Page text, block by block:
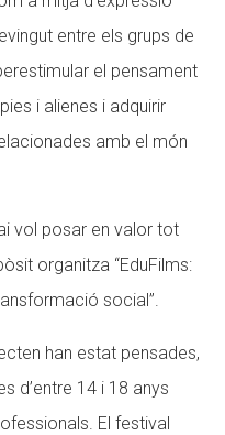
entre els grups de
el pensament
i alienes i adquirir
amb el món
vol posar en valor tot
organitza “EduFilms:
social”.
han estat pensades,
d’entre 14 i 18 anys
El festival
I JOVES
SECTOR
I JOVES
SECTOR